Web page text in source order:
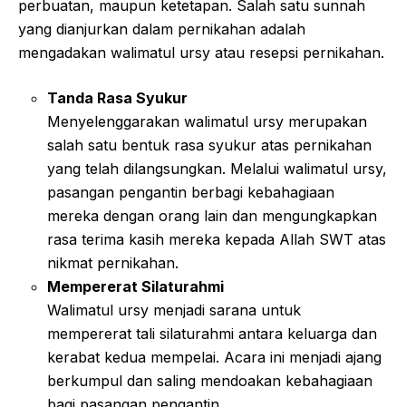
perbuatan, maupun ketetapan. Salah satu sunnah
yang dianjurkan dalam pernikahan adalah
mengadakan walimatul ursy atau resepsi pernikahan.
Tanda Rasa Syukur
Menyelenggarakan walimatul ursy merupakan
salah satu bentuk rasa syukur atas pernikahan
yang telah dilangsungkan. Melalui walimatul ursy,
pasangan pengantin berbagi kebahagiaan
mereka dengan orang lain dan mengungkapkan
rasa terima kasih mereka kepada Allah SWT atas
nikmat pernikahan.
Mempererat Silaturahmi
Walimatul ursy menjadi sarana untuk
mempererat tali silaturahmi antara keluarga dan
kerabat kedua mempelai. Acara ini menjadi ajang
berkumpul dan saling mendoakan kebahagiaan